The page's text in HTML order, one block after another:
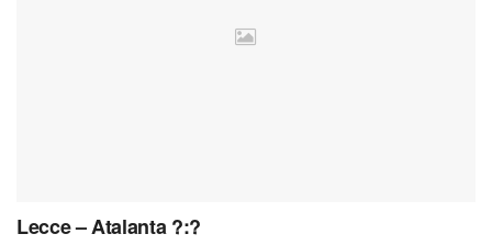
Lecce – Atalanta ?:?